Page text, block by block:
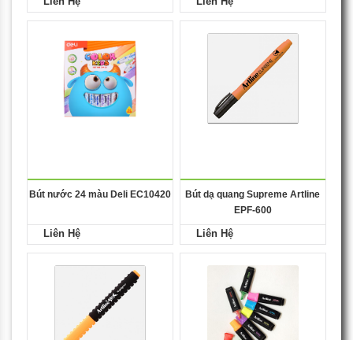
Bút nước 24 màu Deli EC10420
Liên Hệ
Bút dạ quang Supreme Artline
EPF-600
Liên Hệ